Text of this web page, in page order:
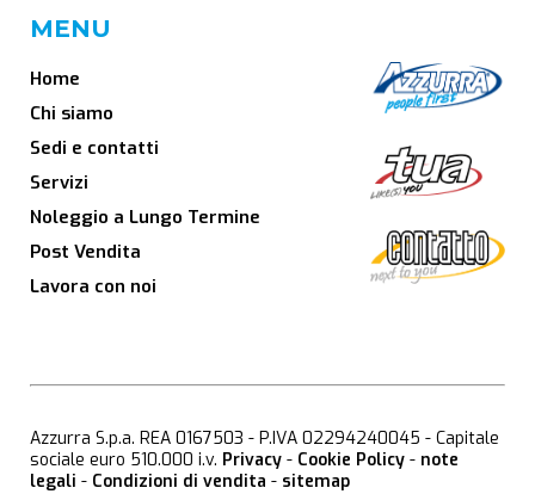
MENU
Home
Chi siamo
Sedi e contatti
Servizi
Noleggio a Lungo Termine
Post Vendita
Lavora con noi
Azzurra S.p.a. REA 0167503 - P.IVA 02294240045 - Capitale
sociale euro 510.000 i.v. Privacy - Cookie Policy - note
legali - Condizioni di vendita - sitemap